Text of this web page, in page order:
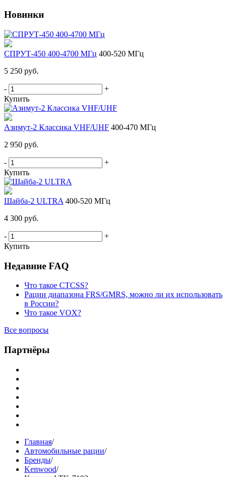
Новинки
СПРУТ-450 400-4700 МГц 400-520 МГц
5 250 руб.
-
+
Купить
Азимут-2 Классика VHF/UHF 400-470 МГц
2 950 руб.
-
+
Купить
Шайба-2 ULTRA 400-520 МГц
4 300 руб.
-
+
Купить
Недавние FAQ
Что такое CTCSS?
Рации диапазона FRS/GMRS, можно ли их использовать
в России?
Что такое VOX?
Все вопросы
Партнёры
Главная/
Автомобильные рации/
Бренды/
Kenwood/